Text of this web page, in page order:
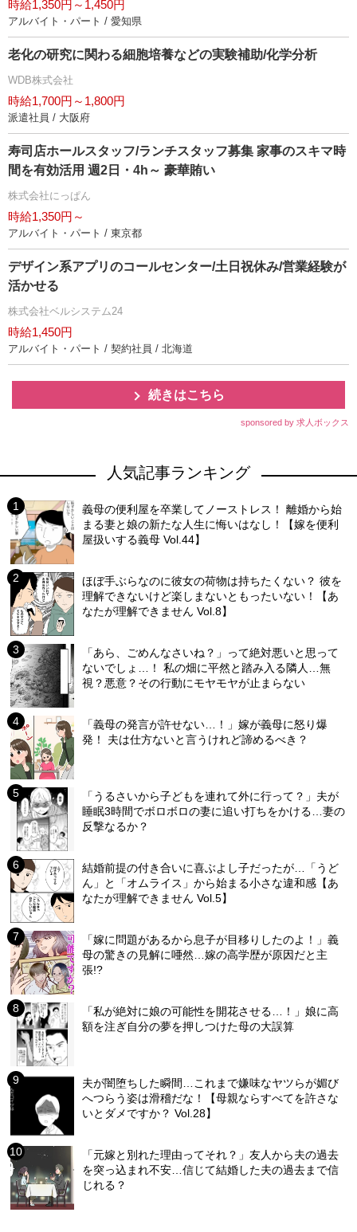
時給1,350円～1,450円
アルバイト・パート / 愛知県
老化の研究に関わる細胞培養などの実験補助/化学分析
WDB株式会社
時給1,700円～1,800円
派遣社員 / 大阪府
寿司店ホールスタッフ/ランチスタッフ募集 家事のスキマ時
間を有効活用 週2日・4h～ 豪華賄い
株式会社にっぱん
時給1,350円～
アルバイト・パート / 東京都
デザイン系アプリのコールセンター/土日祝休み/営業経験が
活かせる
株式会社ベルシステム24
時給1,450円
アルバイト・パート / 契約社員 / 北海道
続きはこちら
sponsored by 求人ボックス
人気記事ランキング
義母の便利屋を卒業してノーストレス！ 離婚から始
まる妻と娘の新たな人生に悔いはなし！【嫁を便利
屋扱いする義母 Vol.44】
ほぼ手ぶらなのに彼女の荷物は持ちたくない？ 彼を
理解できないけど楽しまないともったいない！【あ
なたが理解できません Vol.8】
「あら、ごめんなさいね？」って絶対悪いと思って
ないでしょ…！ 私の畑に平然と踏み入る隣人…無
視？悪意？その行動にモヤモヤが止まらない
「義母の発言が許せない…！」嫁が義母に怒り爆
発！ 夫は仕方ないと言うけれど諦めるべき？
「うるさいから子どもを連れて外に行って？」夫が
睡眠3時間でボロボロの妻に追い打ちをかける…妻の
反撃なるか？
結婚前提の付き合いに喜ぶよし子だったが…「うど
ん」と「オムライス」から始まる小さな違和感【あ
なたが理解できません Vol.5】
「嫁に問題があるから息子が目移りしたのよ！」義
母の驚きの見解に唖然…嫁の高学歴が原因だと主
張!?
「私が絶対に娘の可能性を開花させる…！」娘に高
額を注ぎ自分の夢を押しつけた母の大誤算
夫が闇堕ちした瞬間…これまで嫌味なヤツらが媚び
へつらう姿は滑稽だな！【母親ならすべてを許さな
いとダメですか？ Vol.28】
「元嫁と別れた理由ってそれ？」友人から夫の過去
を突っ込まれ不安…信じて結婚した夫の過去まで信
じれる？